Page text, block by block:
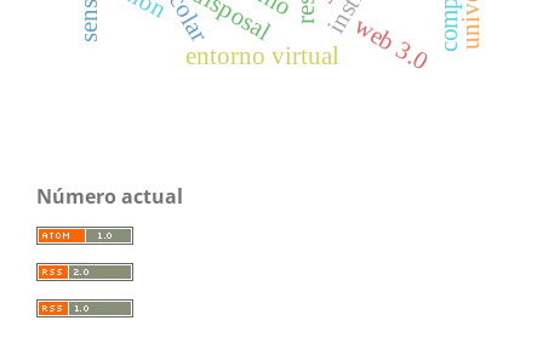
entorno virtual web 3.0
sense
Número actual